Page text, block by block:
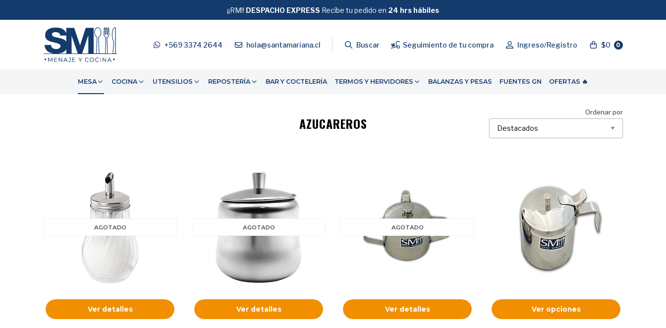
+569 3374 2644 hola@santamariana.cl Buscar Seguimiento de tu compra Ingreso/Registro $0 0
MESA COCINA UTENSILIOS REPOSTERÍA BAR Y COCTELERÍA TERMOS Y HERVIDORES BALANZAS Y PESAS FUENTES GN OFERTAS 🔥
GRATIS SOBRE $39.990
¡¡RM!! DESPACHO EXPRESS Recíbe tu pedido en 24 hrs hábiles
AZUCAREROS
Ordenar por
Ver detalles
AGOTADO
Ver detalles
AGOTADO
Ver detalles
AGOTADO
Ver opciones